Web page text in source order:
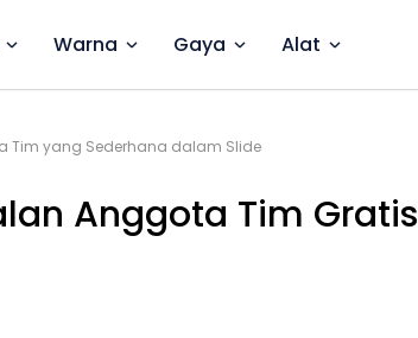
Warna Gaya Alat
Tim yang Sederhana dalam Slide
Anggota Tim Gratis